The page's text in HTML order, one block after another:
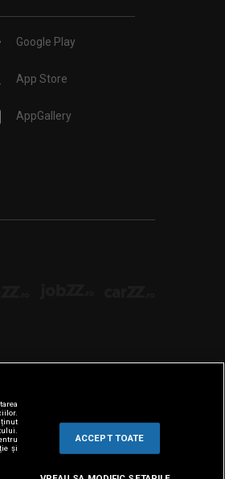
Google Play
App Store
AppGallery
și
ACCEPT TOATE